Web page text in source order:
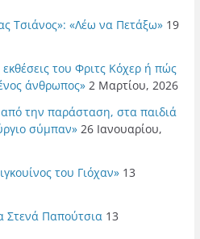
Τσιάνος»: «Λέω να Πετάξω» 19
του Φριτς Κόχερ ή πώς
άνθρωπος» 2 Μαρτίου, 2026
την παράσταση, στα παιδιά
σύμπαν» 26 Ιανουαρίου,
του Γιόχαν» 13
Στενά Παπούτσια 13